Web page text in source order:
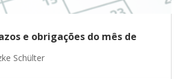
e obrigações do mês de
Schülter